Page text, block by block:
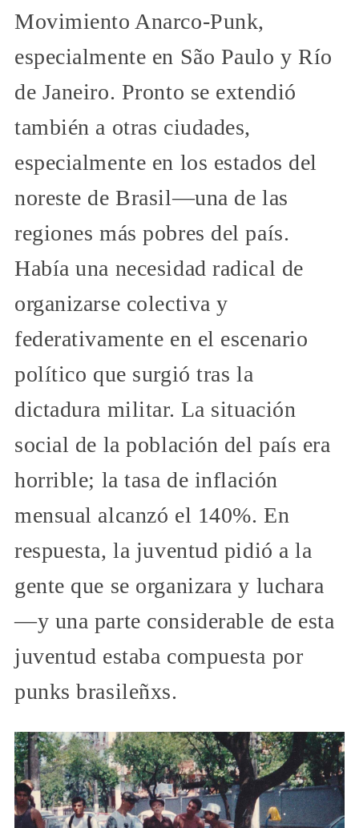
Movimiento Anarco-Punk,
especialmente en São Paulo y Río
de Janeiro. Pronto se extendió
también a otras ciudades,
especialmente en los estados del
noreste de Brasil—una de las
regiones más pobres del país.
Había una necesidad radical de
organizarse colectiva y
federativamente en el escenario
político que surgió tras la
dictadura militar. La situación
social de la población del país era
horrible; la tasa de inflación
mensual alcanzó el 140%. En
respuesta, la juventud pidió a la
gente que se organizara y luchara
—y una parte considerable de esta
juventud estaba compuesta por
punks brasileñxs.